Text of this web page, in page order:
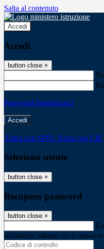
Salta al contenuto
Accedi
Accedi
button close ×
Password dimenticata?
-
Entra con SPID Entra con CIE
Seleziona utente
button close ×
Recupero password
button close ×
all'indirizzo indicato con le istruzioni